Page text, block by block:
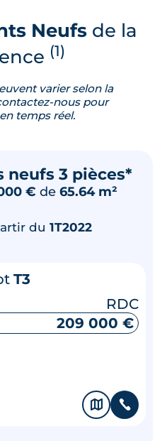
Neufsde la
(1)
varier selon la
nous pour
temps réel.
3 pièces*
€ de 65.64 m²
du 1T2022
T3
RDC
209 000 €
🗞 📞